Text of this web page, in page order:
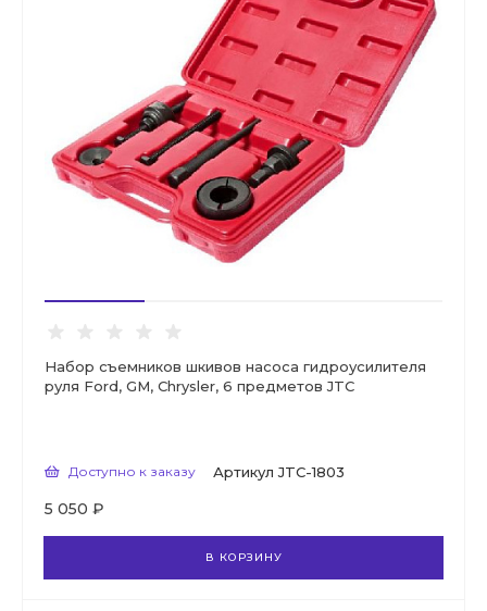
Набор съемников шкивов насоса гидроусилителя
руля Ford, GM, Chrysler, 6 предметов JTC
Доступно к заказу Артикул JTC-1803
5 050 ₽
В КОРЗИНУ